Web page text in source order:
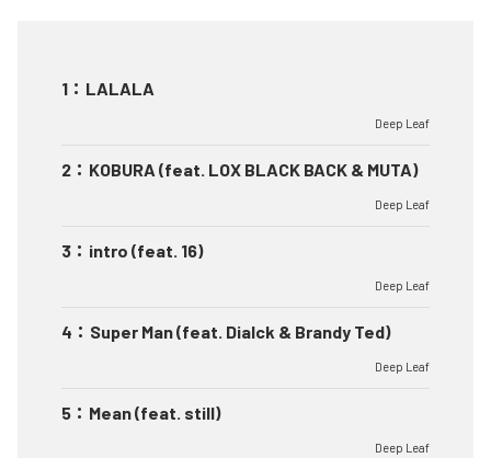
1 ： LALALA
Deep Leaf
2 ： KOBURA (feat. LOX BLACK BACK & MUTA)
Deep Leaf
3 ： intro (feat. 16)
Deep Leaf
4 ： Super Man (feat. Dialck & Brandy Ted)
Deep Leaf
5 ： Mean (feat. still)
Deep Leaf